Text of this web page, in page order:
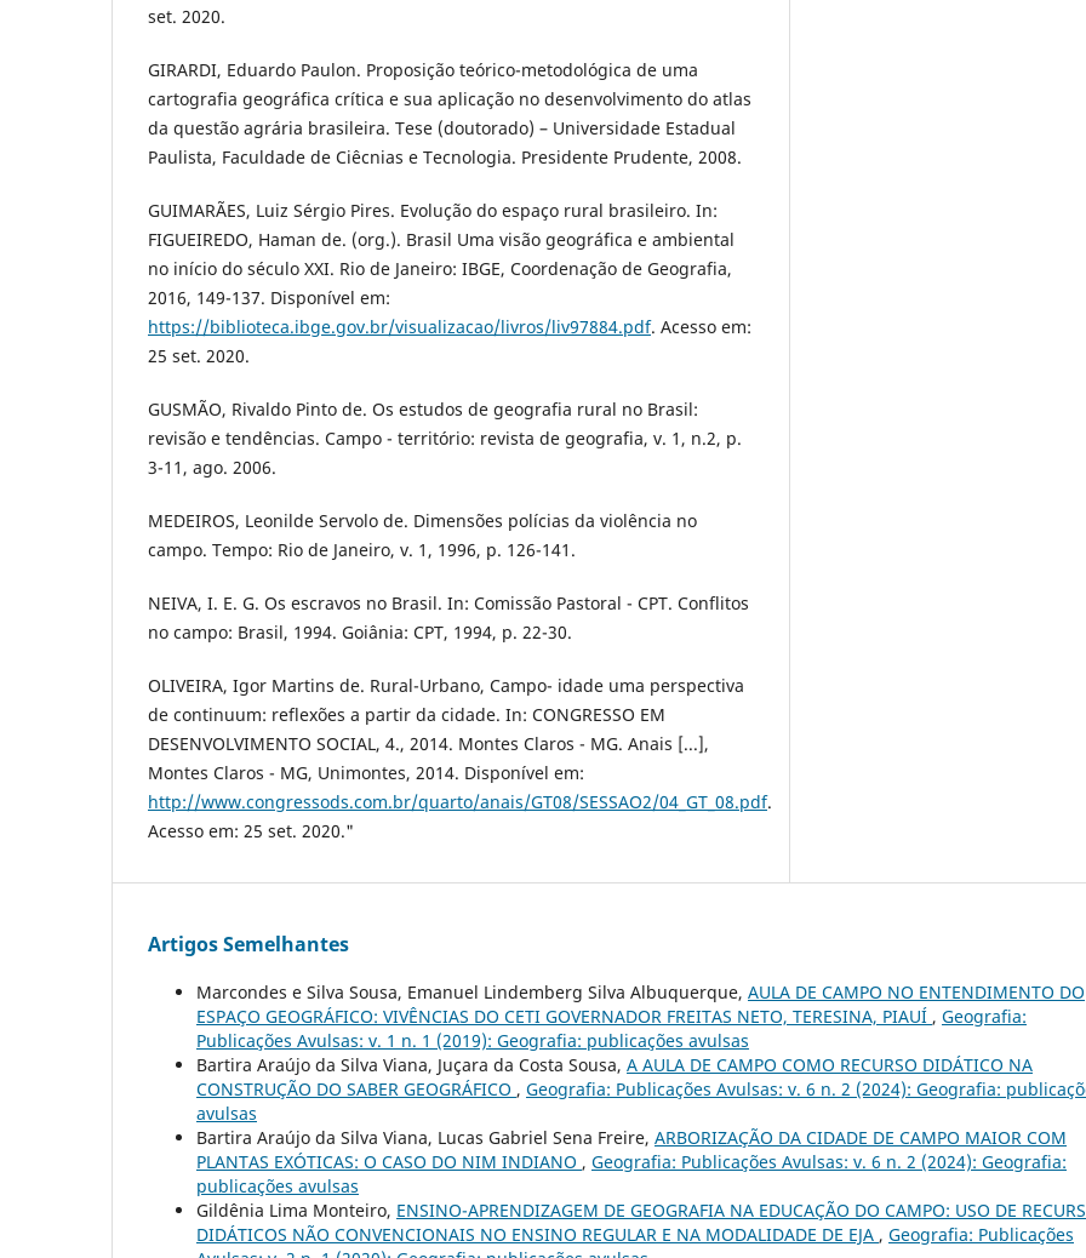
set. 2020.
GIRARDI, Eduardo Paulon. Proposição teórico-metodológica de uma
cartografia geográfica crítica e sua aplicação no desenvolvimento do atlas
da questão agrária brasileira. Tese (doutorado) – Universidade Estadual
Paulista, Faculdade de Ciêcnias e Tecnologia. Presidente Prudente, 2008.
GUIMARÃES, Luiz Sérgio Pires. Evolução do espaço rural brasileiro. In:
FIGUEIREDO, Haman de. (org.). Brasil Uma visão geográfica e ambiental
no início do século XXI. Rio de Janeiro: IBGE, Coordenação de Geografia,
2016, 149-137. Disponível em:
https://biblioteca.ibge.gov.br/visualizacao/livros/liv97884.pdf. Acesso em:
25 set. 2020.
GUSMÃO, Rivaldo Pinto de. Os estudos de geografia rural no Brasil:
revisão e tendências. Campo - território: revista de geografia, v. 1, n.2, p.
3-11, ago. 2006.
MEDEIROS, Leonilde Servolo de. Dimensões polícias da violência no
campo. Tempo: Rio de Janeiro, v. 1, 1996, p. 126-141.
NEIVA, I. E. G. Os escravos no Brasil. In: Comissão Pastoral - CPT. Conflitos
no campo: Brasil, 1994. Goiânia: CPT, 1994, p. 22-30.
OLIVEIRA, Igor Martins de. Rural-Urbano, Campo- idade uma perspectiva
de continuum: reflexões a partir da cidade. In: CONGRESSO EM
DESENVOLVIMENTO SOCIAL, 4., 2014. Montes Claros - MG. Anais [...],
Montes Claros - MG, Unimontes, 2014. Disponível em:
http://www.congressods.com.br/quarto/anais/GT08/SESSAO2/04_GT_08.pdf.
Acesso em: 25 set. 2020."
Artigos Semelhantes
Marcondes e Silva Sousa, Emanuel Lindemberg Silva Albuquerque, AULA DE CAMPO NO ENTENDIMENTO DO
ESPAÇO GEOGRÁFICO: VIVÊNCIAS DO CETI GOVERNADOR FREITAS NETO, TERESINA, PIAUÍ , Geografia:
Publicações Avulsas: v. 1 n. 1 (2019): Geografia: publicações avulsas
Bartira Araújo da Silva Viana, Juçara da Costa Sousa, A AULA DE CAMPO COMO RECURSO DIDÁTICO NA
CONSTRUÇÃO DO SABER GEOGRÁFICO , Geografia: Publicações Avulsas: v. 6 n. 2 (2024): Geografia:
avulsas
Bartira Araújo da Silva Viana, Lucas Gabriel Sena Freire, ARBORIZAÇÃO DA CIDADE DE CAMPO MAIOR COM
PLANTAS EXÓTICAS: O CASO DO NIM INDIANO , Geografia: Publicações Avulsas: v. 6 n. 2 (2024): Geografia:
publicações avulsas
Gildênia Lima Monteiro, ENSINO-APRENDIZAGEM DE GEOGRAFIA NA EDUCAÇÃO DO CAMPO: USO DE
DIDÁTICOS NÃO CONVENCIONAIS NO ENSINO REGULAR E NA MODALIDADE DE EJA , Geografia: Publicações